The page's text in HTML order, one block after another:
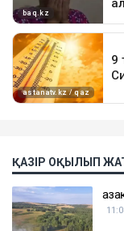
ҚАЗІР ОҚЫЛЫП